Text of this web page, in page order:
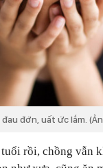
đớn, uất ức lắm.
rồi, chồng vẫn